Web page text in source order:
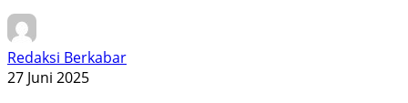
Redaksi Berkabar
27 Juni 2025